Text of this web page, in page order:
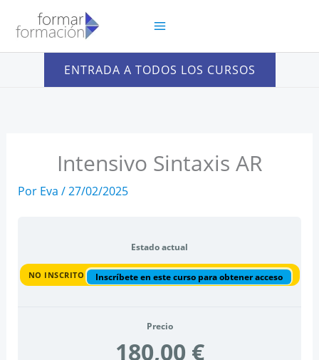
contenido
ENTRADA A TODOS LOS CURSOS
Intensivo Sintaxis AR
Por Eva /27/02/2025
Estado actual
NO INSCRITO Inscríbete en este curso para obtener acceso
Precio
180,00 €